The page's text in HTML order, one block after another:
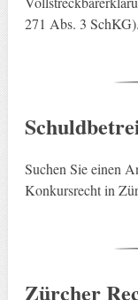
271 Abs. 3
Suchen Sie einen
Konkursrecht in
Zürcher